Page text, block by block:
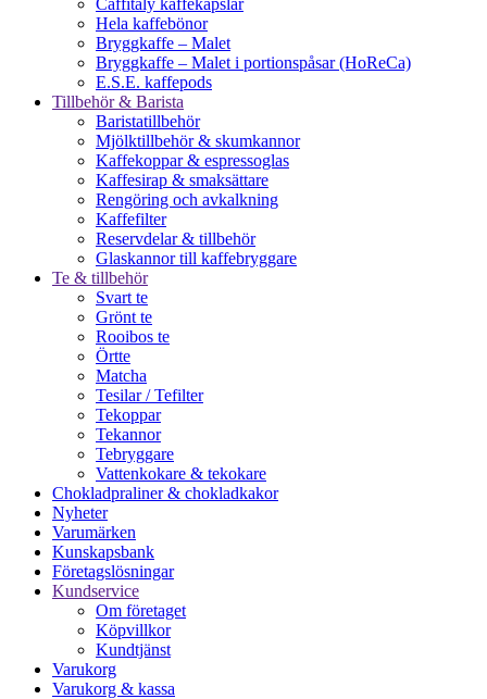
Caffitaly kaffekapslar
Hela kaffebönor
Bryggkaffe – Malet
Bryggkaffe – Malet i portionspåsar (HoReCa)
E.S.E. kaffepods
Tillbehör & Barista
Baristatillbehör
Mjölktillbehör & skumkannor
Kaffekoppar & espressoglas
Kaffesirap & smaksättare
Rengöring och avkalkning
Kaffefilter
Reservdelar & tillbehör
Glaskannor till kaffebryggare
Te & tillbehör
Svart te
Grönt te
Rooibos te
Örtte
Matcha
Tesilar / Tefilter
Tekoppar
Tekannor
Tebryggare
Vattenkokare & tekokare
Chokladpraliner & chokladkakor
Nyheter
Varumärken
Kunskapsbank
Företagslösningar
Kundservice
Om företaget
Köpvillkor
Kundtjänst
Varukorg
Varukorg & kassa